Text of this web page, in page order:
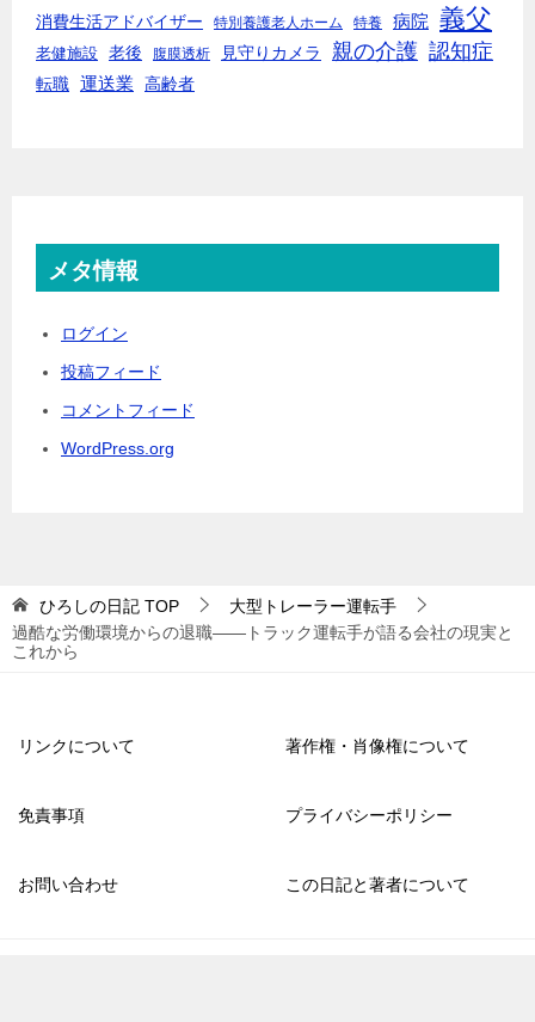
消費生活アドバイザー 特別養護老人ホーム 特養 病院 義父
老健施設 老後 腹膜透析 見守りカメラ 親の介護 認知症
転職 運送業 高齢者
メタ情報
ログイン
投稿フィード
コメントフィード
WordPress.org
ひろしの日記 TOP
大型トレーラー運転手
過酷な労働環境からの退職――トラック運転手が語る会社の現実と
これから
リンクについて 著作権・肖像権について
免責事項 プライバシーポリシー
お問い合わせ この日記と著者について